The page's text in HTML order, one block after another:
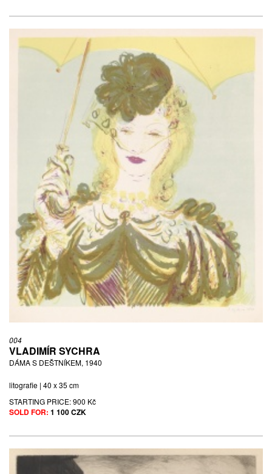
004
VLADIMÍR SYCHRA
DÁMA S DEŠTNÍKEM, 1940
litografie | 40 x 35 cm
STARTING PRICE:900 Kč
SOLD FOR: 1 100 CZK